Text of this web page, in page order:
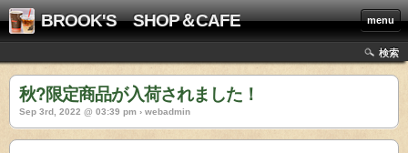
BROOK'S SHOP＆CAFE menu
検索
秋?限定商品が入荷されました！
Sep 3rd, 2022 @ 03:39 pm › webadmin